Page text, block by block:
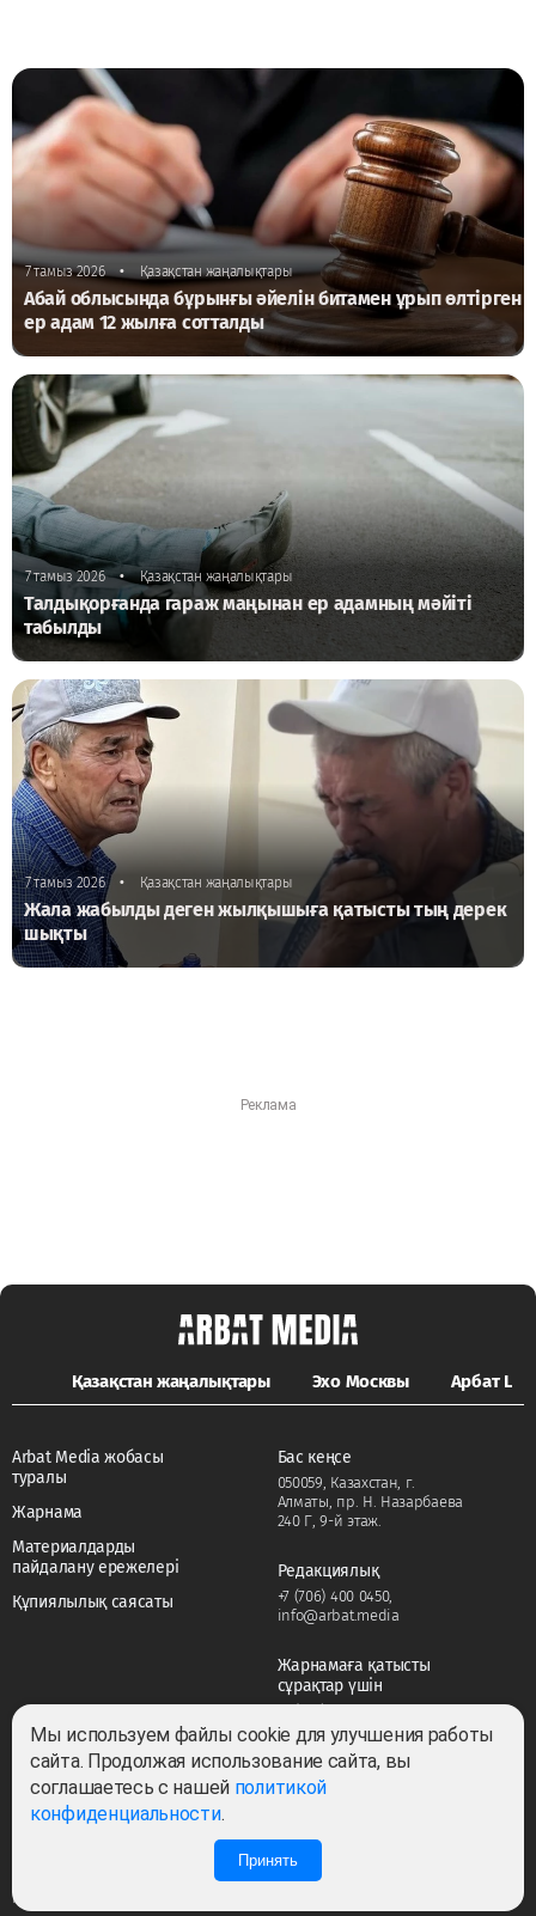
7 тамыз 2026 • Қазақстан жаңалықтары
Абай облысында бұрынғы әйелін битамен ұрып өлтірген
ер адам 12 жылға сотталды
7 тамыз 2026 • Қазақстан жаңалықтары
Талдықорғанда гараж маңынан ер адамның мәйіті
табылды
7 тамыз 2026 • Қазақстан жаңалықтары
Жала жабылды деген жылқышыға қатысты тың дерек
шықты
Қазақстан жаңалықтары Эхо Москвы Арбат LIFE
Arbat Media жобасы
туралы
Жарнама
Материалдарды
пайдалану ережелері
Құпиялылық саясаты
Бас кеңсе
050059, Казахстан, г.
Алматы, пр. Н. Назарбаева
240 Г, 9-й этаж.
Редакциялық
+7 (706) 400 0450,
info@arbat.media
Жарнамаға қатысты
сұрақтар үшін
adv@arbat.media
Барлық құқықтар сақталған ©2022-2026. Собственник — ТОО «ARBAT MEDIA
HOLDING». Cвидетельство СМИ №KZ23VPY00045884 от 11.02.2022
Мы используем файлы cookie для улучшения работы
сайта. Продолжая использование сайта, вы
соглашаетесь с нашей политикой
конфиденциальности.
Принять